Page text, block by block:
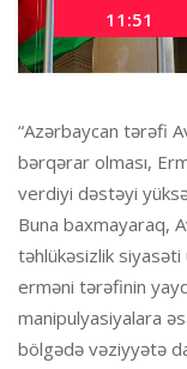
11:51
“Azərbaycan tərəfi
bərqərar olması,
verdiyi dəstəyi
Buna baxmayaraq,
təhlükəsizlik
erməni tərəfinin
manipulyasiyalara
bölgədə vəziyyətə